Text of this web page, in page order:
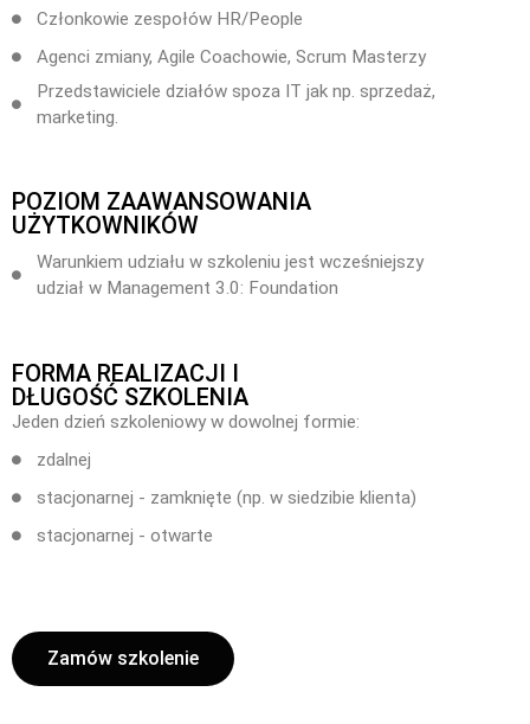
Członkowie zespołów HR/People
Agenci zmiany, Agile Coachowie, Scrum Masterzy
Przedstawiciele działów spoza IT jak np. sprzedaż,
marketing.
POZIOM ZAAWANSOWANIA
UŻYTKOWNIKÓW
Warunkiem udziału w szkoleniu jest wcześniejszy
udział w Management 3.0: Foundation
FORMA REALIZACJI I
DŁUGOŚĆ SZKOLENIA
Jeden dzień szkoleniowy w dowolnej formie:
zdalnej
stacjonarnej - zamknięte (np. w siedzibie klienta)
stacjonarnej - otwarte
Zamów szkolenie